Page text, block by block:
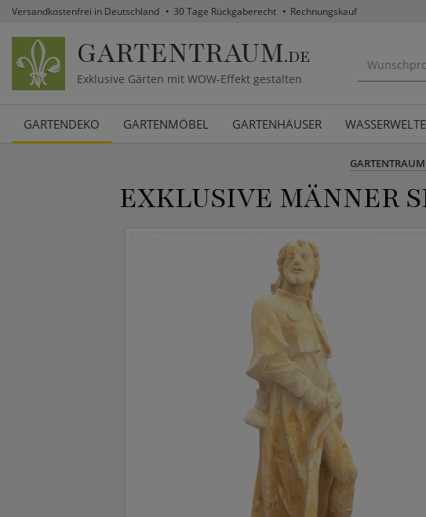
Versandkostenfrei in Deutschland 30 Tage Rückgaberecht Rechnungskauf
GARTENTRAUM.DE
Exklusive Gärten mit WOW-Effekt gestalten
GARTENDEKO GARTENMÖBEL GARTENHÄUSER
EXKLUSIVE MÄNNER